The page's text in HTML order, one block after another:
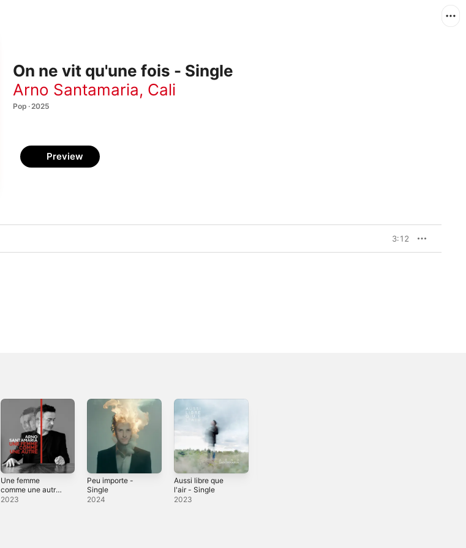
On ne vit qu'une fois - Single
Arno Santamaria, Cali
Pop · 2025
Preview
3:12
Une femme
comme une autre
- Single
2023
Peu importe -
Single
2024
Aussi libre que
l'air - Single
2023